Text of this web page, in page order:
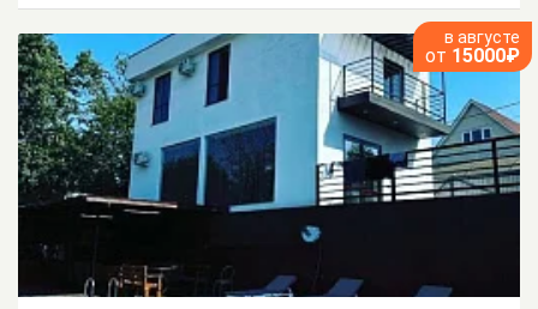
в августе
от 15000₽